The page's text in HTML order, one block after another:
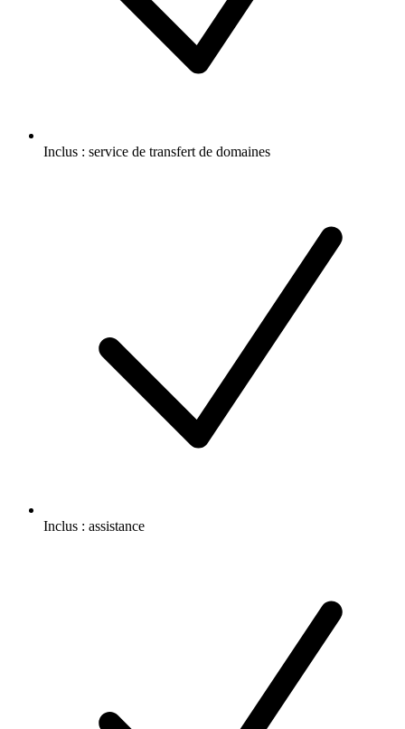
Inclus : service de transfert de domaines
Inclus : assistance